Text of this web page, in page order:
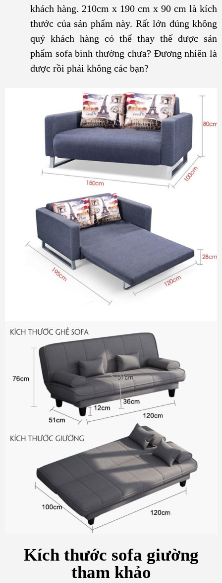
khách hàng. 210cm x 190 cm x 90 cm là kích
thước của sản phẩm này. Rất lớn đúng không
quý khách hàng có thể thay thế được sản
phẩm sofa bình thường chưa? Đương nhiên là
được rồi phải không các bạn?
Kích thước sofa giường
tham khảo